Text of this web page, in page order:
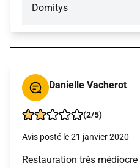
Domitys
Danielle Vacherot
(2/5)
Avis posté le 21 janvier 2020
Restauration très